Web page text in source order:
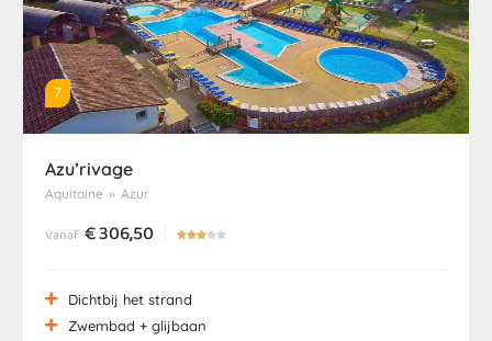
7
Azu’rivage
Aquitaine » Azur
Vanaf €306,50  
Dichtbij het strand
Zwembad + glijbaan